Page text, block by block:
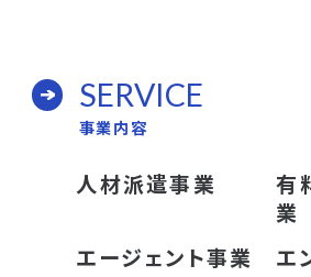
SERVICE
事業内容
人材派遣事業
有
業
エージェント事業
エ